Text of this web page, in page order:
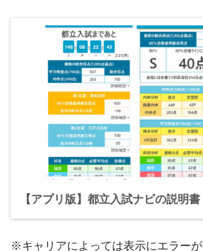
【アプリ版】都立入試ナビの説明書
※キャリアによっては表示にエラー